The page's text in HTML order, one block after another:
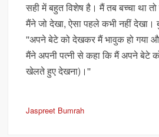
सही में बहुत विशेष है। मैं तब बच्चा था
मैंने जो देखा, ऐसा पहले कभी नहीं देखा।
''अपने बेटे को देखकर मैं भावुक हो गया
मैंने अपनी पत्नी से कहा कि मैं अपने बेटे
खेलते हुए देखना)।''
Jaspreet Bumrah